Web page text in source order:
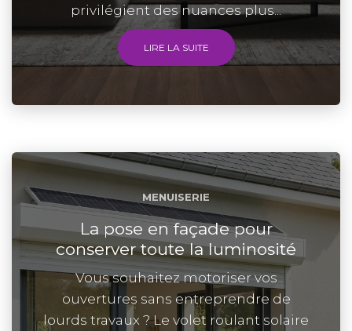
privilégient des nuances plus...
LIRE LA SUITE
MENUISERIE
La pose en façade pour
conserver toute la luminosité
Vous souhaitez motoriser vos
ouvertures sans entreprendre de
lourds travaux ? Le volet roulant solaire